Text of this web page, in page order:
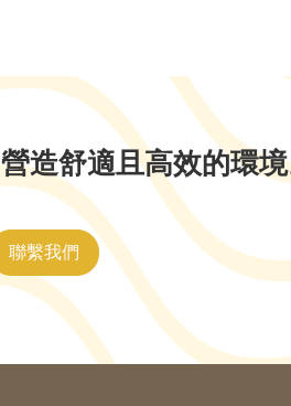
造舒適且高效的環
聯繫我們